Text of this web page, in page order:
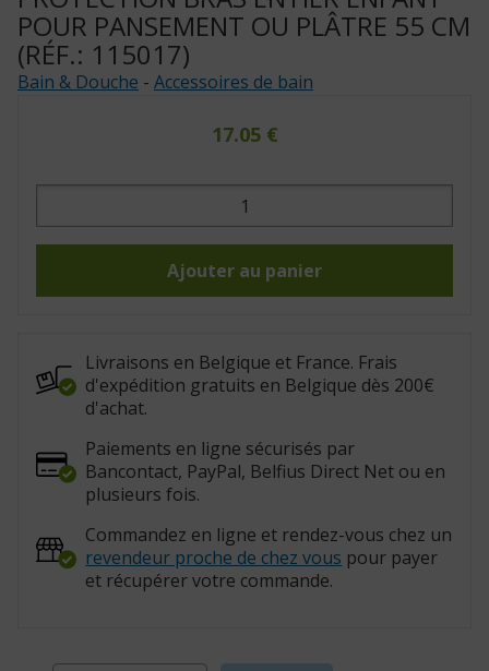
POUR PANSEMENT OU PLÂTRE 55 CM
(RÉF.: 115017)
Bain & Douche - Accessoires de bain
17.05 €
quantité
Protection
pansement
(Réf.:
115017)
Ajouter au panier
Livraisons en Belgique et France. Frais
d'expédition gratuits en Belgique dès 200€
d'achat.
Paiements en ligne sécurisés par
Bancontact, PayPal, Belfius Direct Net ou en
plusieurs fois.
Commandez en ligne et rendez-vous chez un
revendeur proche de chez vous pour payer
et récupérer votre commande.